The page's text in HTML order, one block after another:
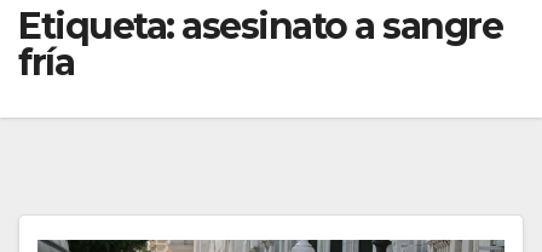
Etiqueta:asesinato a sangre
fría